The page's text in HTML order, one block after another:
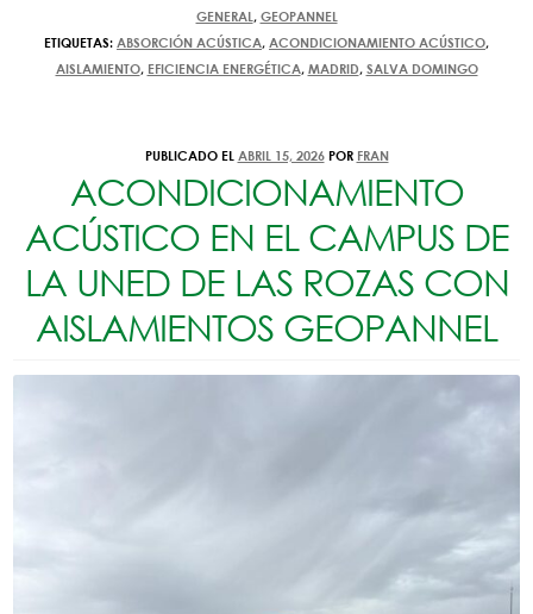
GENERAL , GEOPANNEL
ETIQUETAS: ABSORCIÓN ACÚSTICA, ACONDICIONAMIENTO ACÚSTICO,
AISLAMIENTO, EFICIENCIA ENERGÉTICA, MADRID, SALVA DOMINGO
PUBLICADO EL ABRIL 15, 2026 POR FRAN
ACONDICIONAMIENTO
ACÚSTICO EN EL CAMPUS DE
LA UNED DE LAS ROZAS CON
AISLAMIENTOS GEOPANNEL